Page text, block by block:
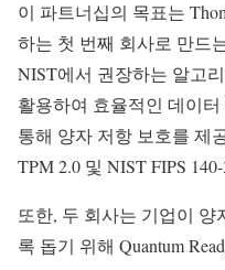
이 파트너십의 목표는
하는 첫 번째 회사로 만드
NIST에서 권장하는 알고
활용하여 효율적인 데이
통해 양자 저항 보호를 제
TPM 2.0 및 NIST FIPS
또한, 두 회사는 기업이
록 돕기 위해 Quantum